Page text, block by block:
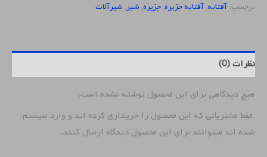
برچسب:آفتابه,آفتابه جزیره,جزیره, شیر, شیرآلات
نظرات (0)
هیچ دیدگاهی برای این محصول نوشته نشده است.
.فقط مشتریانی که این محصول را خریداری کرده اند و وارد سیستم
شده اند میتوانند برای این محصول دیدگاه ارسال کنند.